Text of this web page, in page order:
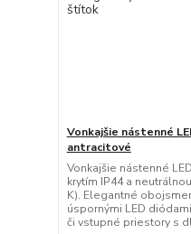
Vonkajšie nástenné
antracitové
Vonkajšie nástenné
krytím IP44 a
K). Elegantné
úspornými LED
či vstupné priestory s